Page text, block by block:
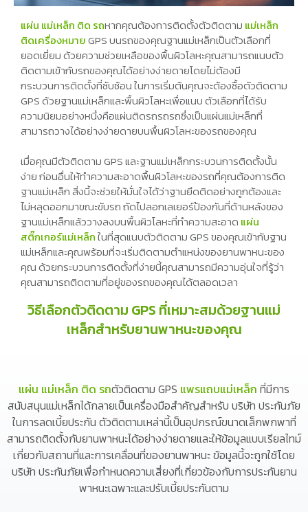
แผ่น แม่เหล็ก ติด รถหากคุณต้องการติดตั้งตัวติดตาม แม่เหล็ก
ติดเครื่องหมายGPS บนรถของคุณฐานแม่เหล็กเป็นตัวเลือกที่
ยอดเยี่ยม ด้วยความช่วยเหลือของพื้นผิวโลหะคุณสามารถแนบตัว
ติดตามเข้ากับรถของคุณได้อย่างง่ายดายโดยไม่ต้องมี
กระบวนการติดตั้งที่ซับซ้อน ในการเริ่มต้นคุณจะต้องซื้อตัวติดตาม
GPS ด้วยฐานแม่เหล็กและพื้นผิวโลหะเพื่อแนบ ตัวเลือกที่ได้รับ
ความนิยมอย่างหนึ่งคือแผ่นติดรถรถรถซึ่งเป็นแผ่นแม่เหล็กที่
สามารถวางได้อย่างง่ายดายบนพื้นผิวโลหะของรถของคุณ
เมื่อคุณมีตัวติดตาม GPS และฐานแม่เหล็กกระบวนการติดตั้งนั้น
ง่าย ก่อนอื่นให้ทำความสะอาดพื้นผิวโลหะของรถที่คุณต้องการติด
ฐานแม่เหล็ก สิ่งนี้จะช่วยให้มั่นใจได้ว่าฐานยึดติดอย่างถูกต้องและ
ไม่หลุดออกมาขณะขับรถ ถัดไปลอกเลเยอร์ป้องกันที่ด้านหลังของ
ฐานแม่เหล็กแล้ววางลงบนพื้นผิวโลหะที่ทำความสะอาด แผ่น
สติ๊กเกอร์แม่เหล็กในที่สุดแนบตัวติดตาม GPS ของคุณเข้ากับฐาน
แม่เหล็กและคุณพร้อมที่จะเริ่มติดตามตำแหน่งของยานพาหนะของ
คุณ ด้วยกระบวนการติดตั้งที่ง่ายนี้คุณสามารถมีความอุ่นใจที่รู้ว่า
คุณสามารถติดตามที่อยู่ของรถของคุณได้ตลอดเวลา
วิธีเลือกตัวติดตาม GPS ที่เหมาะสมด้วยฐานแม่
เหล็กสำหรับยานพาหนะของคุณ
แผ่น แม่เหล็ก ติด รถตัวติดตาม GPS แพรแถบแม่เหล็ก ที่มีการ
สนับสนุนแม่เหล็กได้กลายเป็นเครื่องมือสำคัญสำหรับ บริษัท ประกันภัย
ในการลดเบี้ยประกัน ตัวติดตามเหล่านี้เป็นอุปกรณ์ขนาดเล็กพกพาที่
สามารถติดตั้งกับยานพาหนะได้อย่างง่ายดายและให้ข้อมูลแบบเรียลไทม์
เกี่ยวกับสถานที่และการเคลื่อนที่ของยานพาหนะ ข้อมูลนี้จะถูกใช้โดย
บริษัท ประกันภัยเพื่อกำหนดความเสี่ยงที่เกี่ยวข้องกับการประกันยาน
พาหนะเฉพาะและปรับเบี้ยประกันตาม